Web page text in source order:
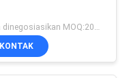
Bisa dinegosiasikan MOQ:200 pcs
KONTAK